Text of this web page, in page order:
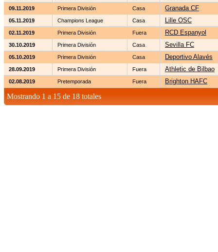
09.11.2019 Primera División Casa Granada CF
05.11.2019 Champions League Casa Lille OSC
02.11.2019 Primera División Fuera RCD Espanyol
30.10.2019 Primera División Casa Sevilla FC
05.10.2019 Primera División Casa Deportivo Alavés
28.09.2019 Primera División Fuera Athletic de Bilbao
02.08.2019 Pretemporada Fuera Brighton HAFC
Mostrando 1 a 15 de 18 totales